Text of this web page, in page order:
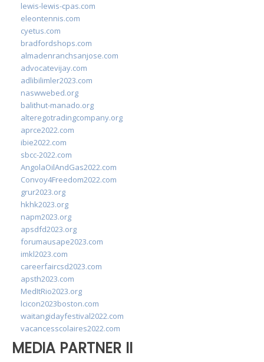
lewis-lewis-cpas.com
eleontennis.com
cyetus.com
bradfordshops.com
almadenranchsanjose.com
advocatevijay.com
adlibilimler2023.com
naswwebed.org
balithut-manado.org
alteregotradingcompany.org
aprce2022.com
ibie2022.com
sbcc-2022.com
AngolaOilAndGas2022.com
Convoy4Freedom2022.com
grur2023.org
hkhk2023.org
napm2023.org
apsdfd2023.org
forumausape2023.com
imkl2023.com
careerfaircsd2023.com
apsth2023.com
MedItRio2023.org
lcicon2023boston.com
waitangidayfestival2022.com
vacancesscolaires2022.com
MEDIA PARTNER II